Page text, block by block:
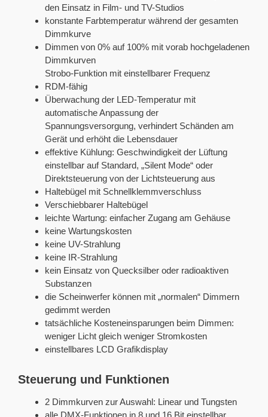
den Einsatz in Film- und TV-Studios
konstante Farbtemperatur während der gesamten
Dimmkurve
Dimmen von 0% auf 100% mit vorab hochgeladenen
Dimmkurven
Strobo-Funktion mit einstellbarer Frequenz
RDM-fähig
Überwachung der LED-Temperatur mit
automatische Anpassung der
Spannungsversorgung, verhindert Schänden am
Gerät und erhöht die Lebensdauer
effektive Kühlung: Geschwindigkeit der Lüftung
einstellbar auf Standard, „Silent Mode“ oder
Direktsteuerung von der Lichtsteuerung aus
Haltebügel mit Schnellklemmverschluss
Verschiebbarer Haltebügel
leichte Wartung: einfacher Zugang am Gehäuse
keine Wartungskosten
keine UV-Strahlung
keine IR-Strahlung
kein Einsatz von Quecksilber oder radioaktiven
Substanzen
die Scheinwerfer können mit „normalen“ Dimmern
gedimmt werden
tatsächliche Kosteneinsparungen beim Dimmen:
weniger Licht gleich weniger Stromkosten
einstellbares LCD Grafikdisplay
Steuerung und Funktionen
2 Dimmkurven zur Auswahl: Linear und Tungsten
alle DMX-Funktionen in 8 und 16 Bit einstellbar